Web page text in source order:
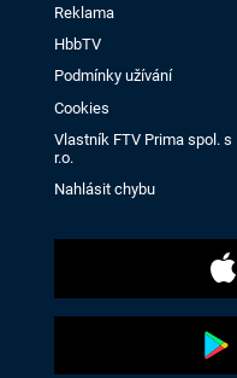
Reklama
HbbTV
Podmínky užívání
Cookies
Vlastník FTV Prima spol. s
r.o.
Nahlásit chybu